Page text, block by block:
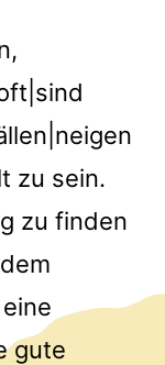
zu sein.
zu finden
gute